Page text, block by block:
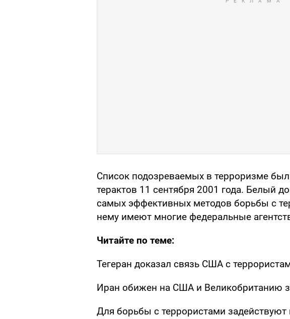
Список подозреваемых в терроризме
терактов 11 сентября 2001 года. Белый
самых эффективных методов борьбы с
нему имеют многие федеральные
Читайте по теме:
Тегеран доказал связь США с
Иран обижен на США и Великобританию
Для борьбы с террористами задействуют